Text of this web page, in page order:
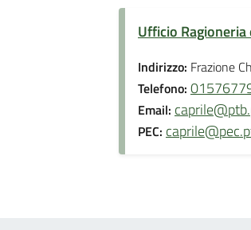
Ufficio Ragioneria
Indirizzo: Frazione
Telefono:
Email:
PEC: